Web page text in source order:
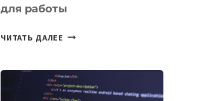
для работы
ЧИТАТЬ ДАЛЕЕ ТАСК-
ПОЛЕЗНЫХ
ИНСТРУМЕНТОВ